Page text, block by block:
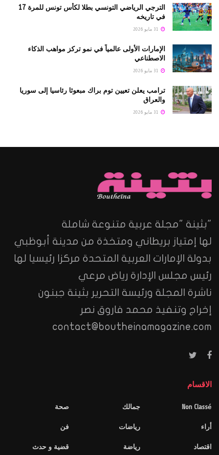
الترجي الرياضي التونسي بطلا لكأس تونس للمرة 17
في تاريخه
الإمارات الأولى عالمياً في نمو تركز مواهب الذكاء
الاصطناعي
ترامب يعلن تعيين توم براك مبعوثا رئاسيا إلى سوريا
والعراق
"بثينة "مجلة عربية متنوعة شاملة
لها إمتياز بريطاني ومتخذة من مدينة أبوظبي
بدولة الإمارات العربية المتحدة مركزا رئيسيا لها
رئيس مجلس الإدارة رياض مرعي
ناشرة المجلة ورئيسة التحرير بثينة جبنون
إخراج وتنفيذ محمد فاروق نصر
contact@boutheinamagazine.com
الاقسام
Non Classé
أراء
اقتصاد
جمالك
رياضات
رياضة
صحة
فن
قضية و حدث